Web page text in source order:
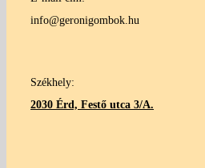
info@geronigombok.hu
Székhely:
2030 Érd, Festő utca 3/A.